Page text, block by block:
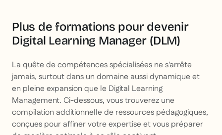
Plus de formations pour devenir
Digital Learning Manager (DLM)
La quête de compétences spécialisées ne s'arrête
jamais, surtout dans un domaine aussi dynamique et
en pleine expansion que le Digital Learning
Management. Ci-dessous, vous trouverez une
compilation additionnelle de ressources pédagogiques,
conçues pour affiner votre expertise et vous préparer